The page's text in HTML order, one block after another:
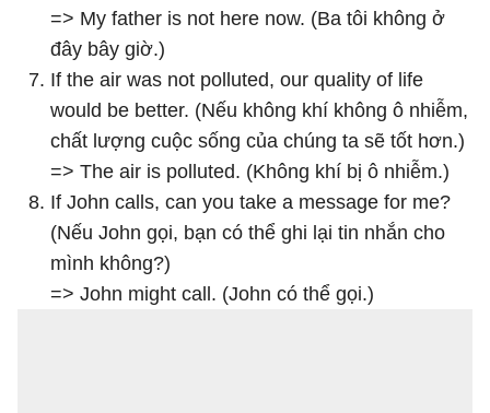
=> My father is not here now. (Ba tôi không ở
đây bây giờ.)
If the air was not polluted, our quality of life
would be better. (Nếu không khí không ô nhiễm,
chất lượng cuộc sống của chúng ta sẽ tốt hơn.)
=> The air is polluted. (Không khí bị ô nhiễm.)
If John calls, can you take a message for me?
(Nếu John gọi, bạn có thể ghi lại tin nhắn cho
mình không?)
=> John might call. (John có thể gọi.)